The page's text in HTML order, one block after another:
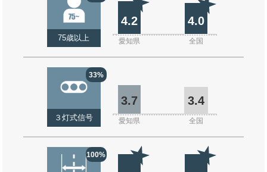
75歳以上
4.2 4.0
愛知県 全国
33%
３灯式信号
3.7 3.4
愛知県 全国
100%